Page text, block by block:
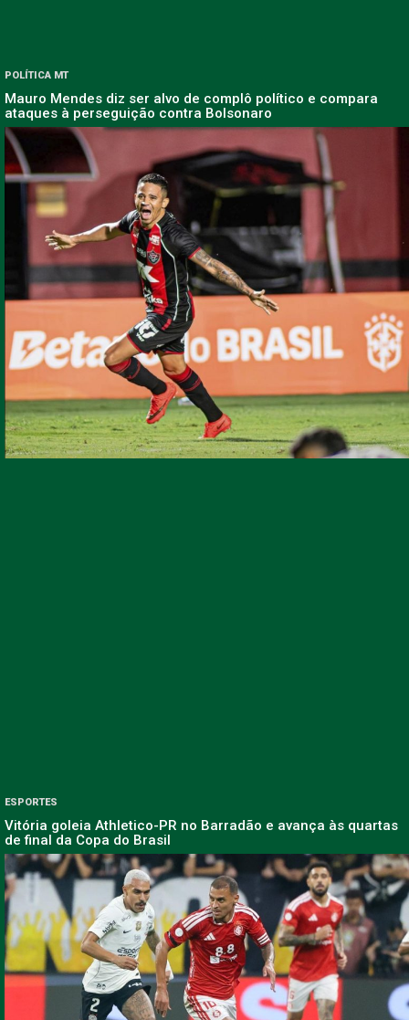
POLÍTICA MT
Mauro Mendes diz ser alvo de complô político e compara
ataques à perseguição contra Bolsonaro
ESPORTES
Vitória goleia Athletico-PR no Barradão e avança às quartas
de final da Copa do Brasil